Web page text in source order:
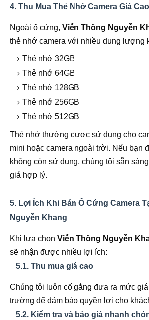
4. Thu Mua Thẻ Nhớ Camera Giá Cao
Ngoài ổ cứng, Viễn Thông Nguyễn
thẻ nhớ camera với nhiều dung lượng
Thẻ nhớ 32GB
Thẻ nhớ 64GB
Thẻ nhớ 128GB
Thẻ nhớ 256GB
Thẻ nhớ 512GB
Thẻ nhớ thường được sử dụng cho
mini hoặc camera ngoài trời. Nếu bạn
không còn sử dụng, chúng tôi sẵn
giá hợp lý.
5. Lợi Ích Khi Bán Ổ Cứng Camera
Nguyễn Khang
Khi lựa chọn Viễn Thông Nguyễn
sẽ nhận được nhiều lợi ích:
5.1. Thu mua giá cao
Chúng tôi luôn cố gắng đưa ra mức giá
trường để đảm bảo quyền lợi cho
5.2. Kiểm tra và báo giá nhanh